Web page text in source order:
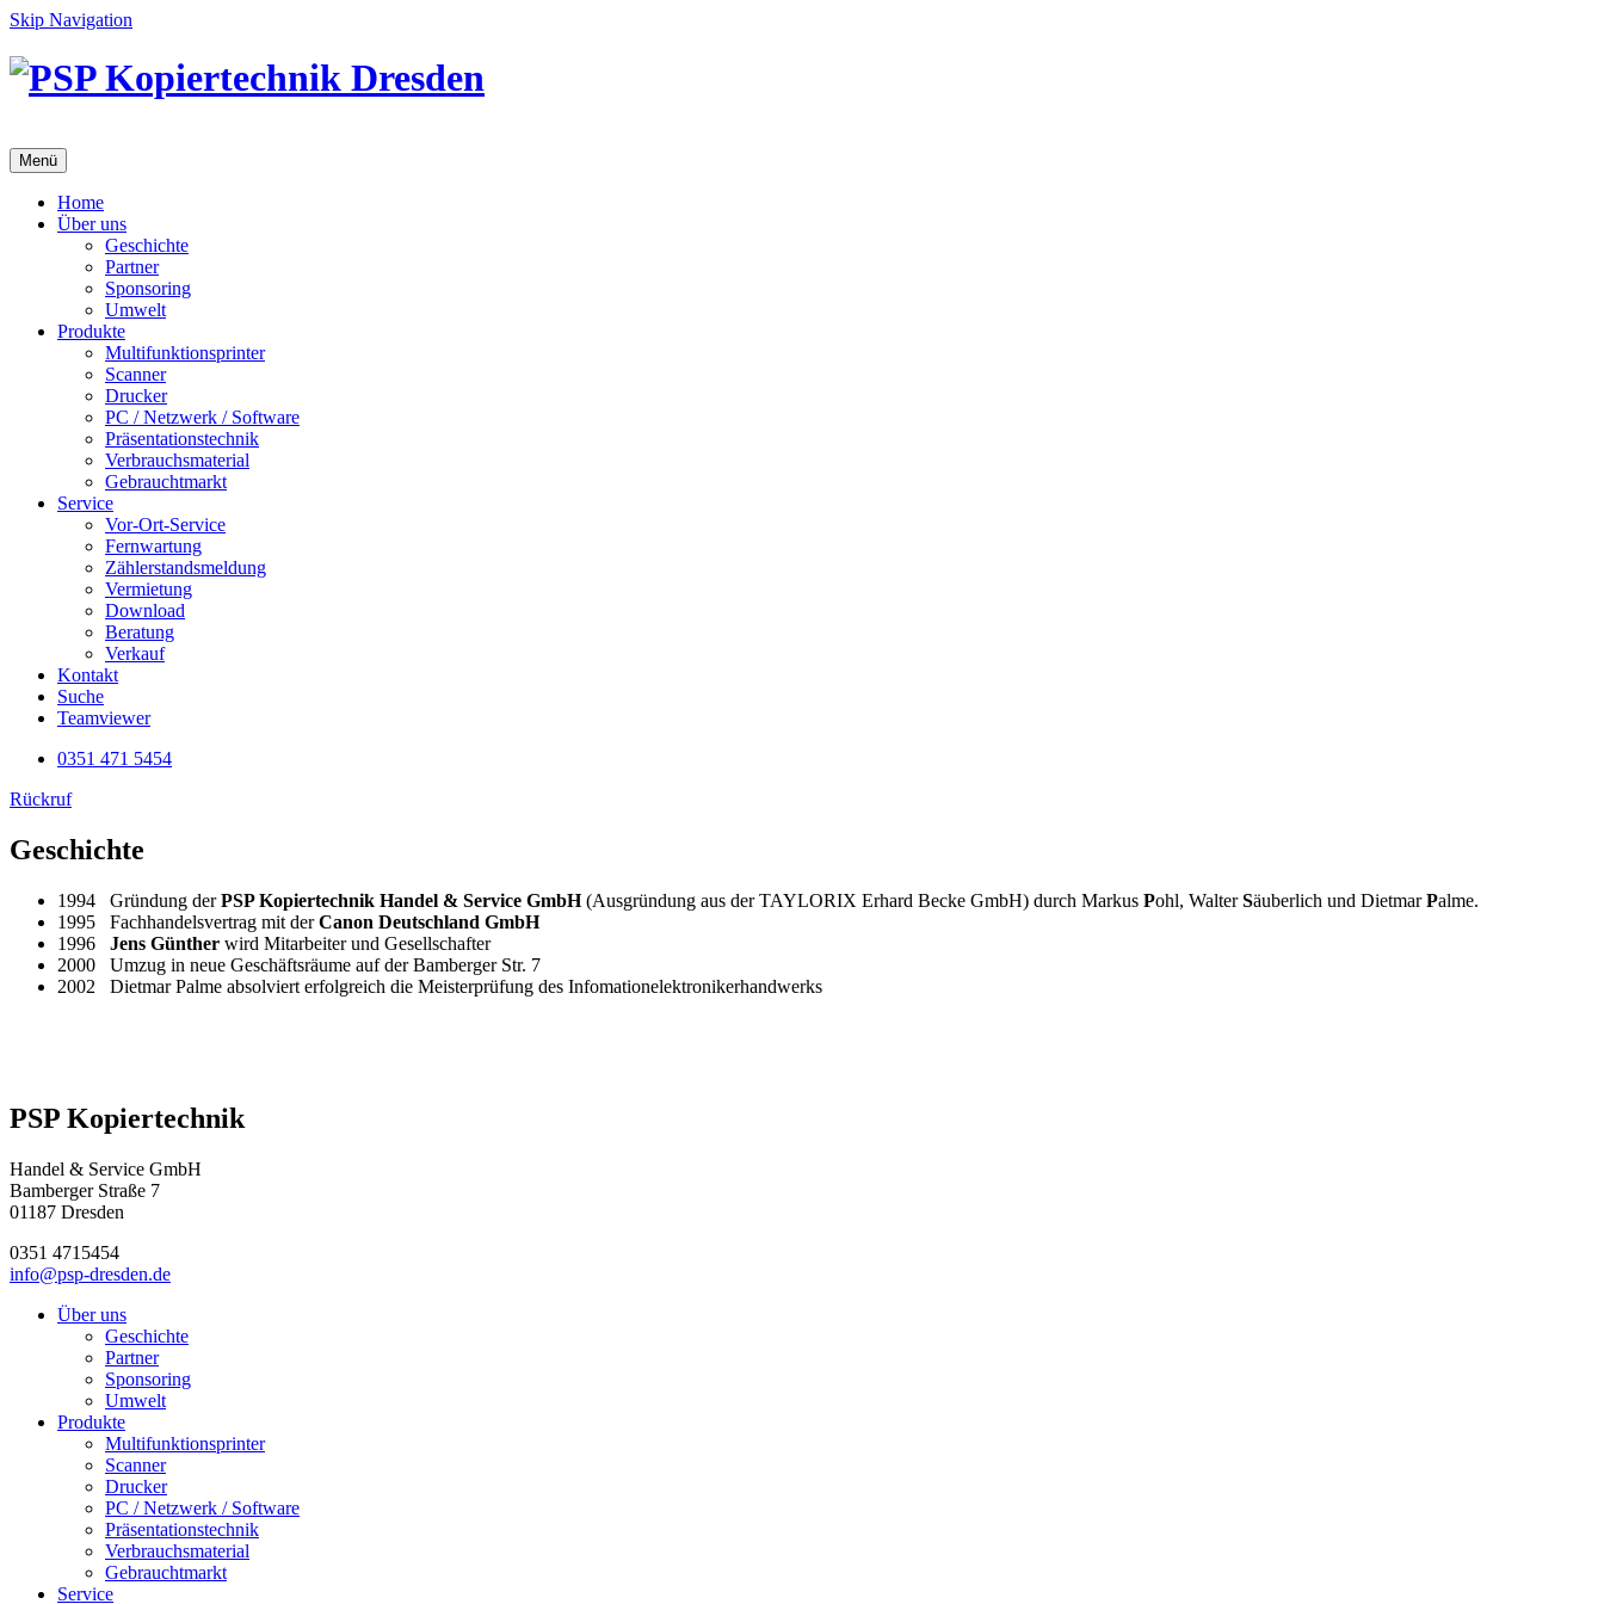
Skip Navigation
Menü
Home
Über uns
Geschichte
Partner
Sponsoring
Umwelt
Produkte
Multifunktionsprinter
Scanner
Drucker
PC / Netzwerk / Software
Präsentationstechnik
Verbrauchsmaterial
Gebrauchtmarkt
Service
Vor-Ort-Service
Fernwartung
Zählerstandsmeldung
Vermietung
Download
Beratung
Verkauf
Kontakt
Suche
Teamviewer
0351 471 5454
Rückruf
Geschichte
1994 Gründung derPSP Kopiertechnik Handel & Service GmbH(Ausgründung aus der TAYLORIX Erhard Becke GmbH) durch Markus Pohl, WalterSäuberlich und DietmarPalme.
1995 Fachhandelsvertrag mit derCanon Deutschland GmbH
1996 Jens Günther wird Mitarbeiter und Gesellschafter
2000 Umzug in neue Geschäftsräume auf der Bamberger Str. 7
2002 Dietmar Palme absolviert erfolgreich die Meisterprüfung des Infomationelektronikerhandwerks
PSP Kopiertechnik
Handel & Service GmbH
Bamberger Straße 7
01187 Dresden
0351 4715454
info@psp-dresden.de
Über uns
Geschichte
Partner
Sponsoring
Umwelt
Produkte
Multifunktionsprinter
Scanner
Drucker
PC / Netzwerk / Software
Präsentationstechnik
Verbrauchsmaterial
Gebrauchtmarkt
Service